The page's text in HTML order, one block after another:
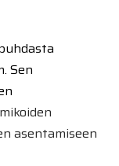
Sen
asentamiseen